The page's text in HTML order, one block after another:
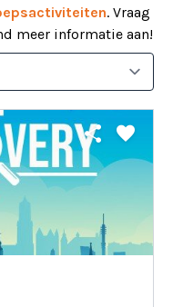
. Vraag
meer informatie aan!
share favorite